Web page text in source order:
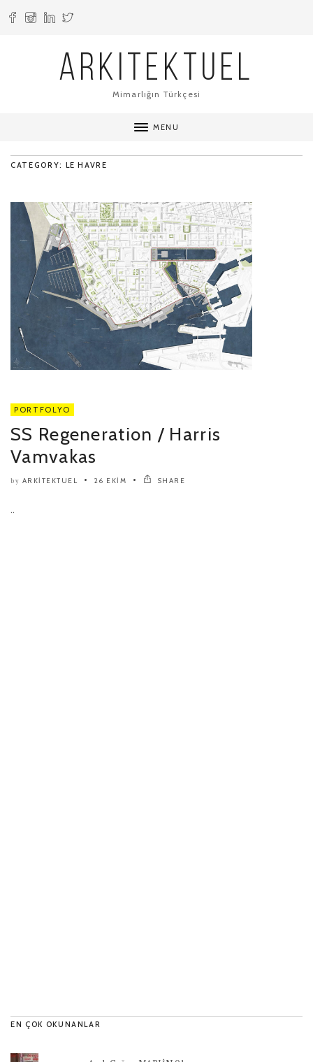
ARKITEKTUEL
Mimarlığın Türkçesi
MENU
CATEGORY: LE HAVRE
PORTFOLYO
SS Regeneration / Harris
Vamvakas
by ARKITEKTUEL 26 EKIM SHARE
..
EN ÇOK OKUNANLAR